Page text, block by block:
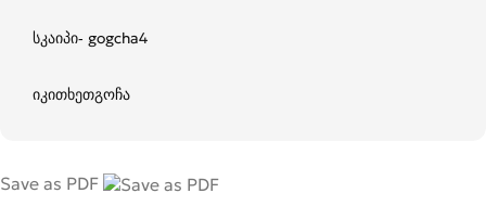
სკაიპი- gogcha4
იკითხეთგოჩა
Save as PDF